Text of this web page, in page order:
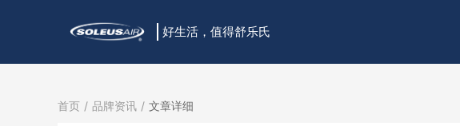
好生活，值得舒乐氏
首页 品牌资讯 文章详细